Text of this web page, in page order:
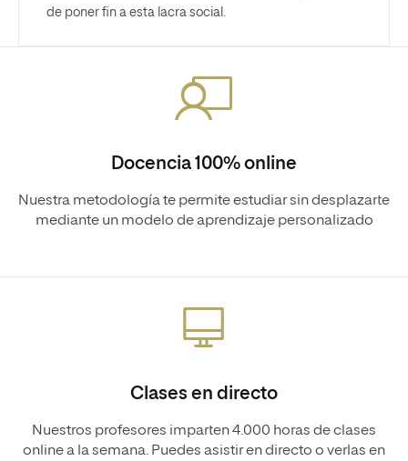
de poner fin a esta lacra social.
Docencia 100% online
Nuestra metodología te permite estudiar sin desplazarte
mediante un modelo de aprendizaje personalizado
Clases en directo
Nuestros profesores imparten 4.000 horas de clases
online a la semana. Puedes asistir en directo o verlas en